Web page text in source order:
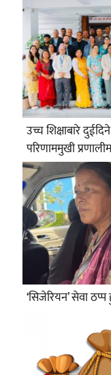
उच्च शिक्षाबारे
परिणाममुखी
‘सिजेरियन’ सेवा